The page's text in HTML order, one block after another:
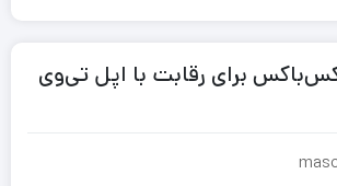
برای رقابت با اپل تی‌وی